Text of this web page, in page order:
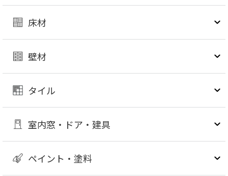
床材
壁材
タイル
室内窓・ドア・建具
ペイント・塗料